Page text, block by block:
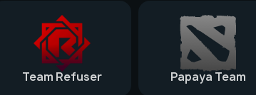
Team Refuser Papaya Team